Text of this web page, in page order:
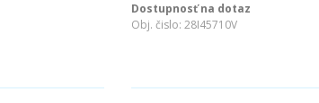
Dostupnosť na dotaz
Obj. čislo: 28I45710V